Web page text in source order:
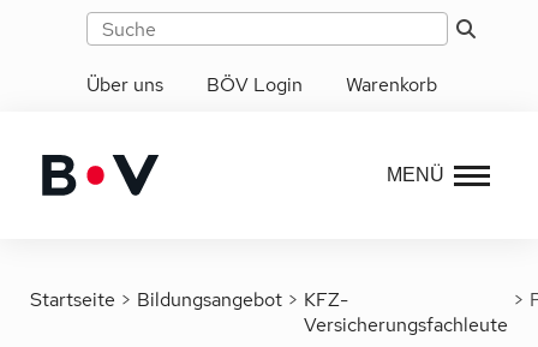
Über uns BÖV Login Warenkorb
MENÜ
Startseite > Bildungsangebot > KFZ-
Versicherungsfachleute
>